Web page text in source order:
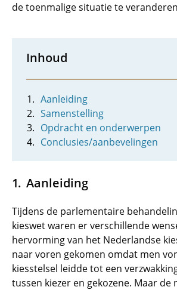
de toenmalige situatie te
Inhoud
Aanleiding
Samenstelling
Opdracht en onderwerpen
Conclusies/aanbevelingen
Aanleiding
Tijdens de parlementaire
kieswet waren er verschillende
hervorming van het Nederlandse
naar voren gekomen omdat men
kiesstelsel leidde tot een
tussen kiezer en gekozene. Maar de